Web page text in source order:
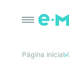
Página inicial